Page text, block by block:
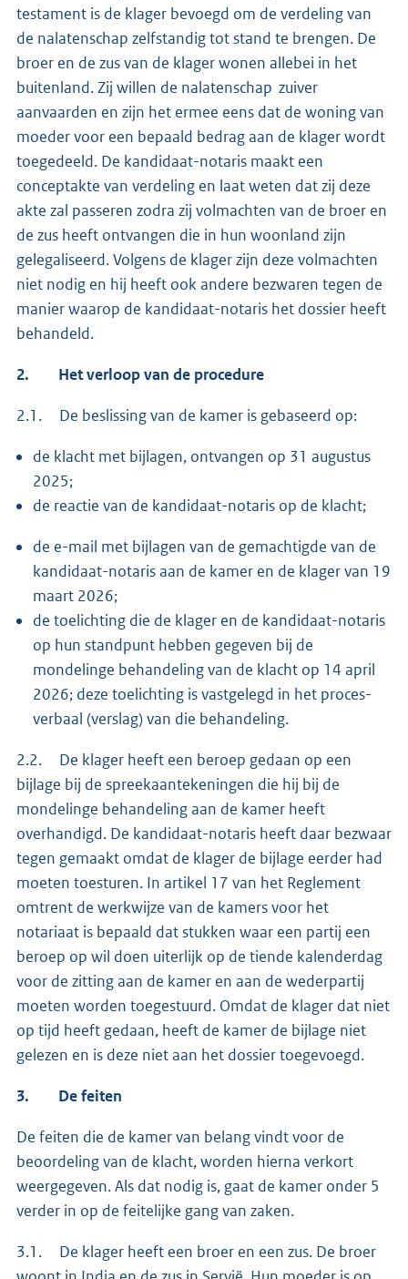
testament is de klager bevoegd om de verdeling van
de nalatenschap zelfstandig tot stand te brengen. De
broer en de zus van de klager wonen allebei in het
buitenland. Zij willen de nalatenschap zuiver
aanvaarden en zijn het ermee eens dat de woning van
moeder voor een bepaald bedrag aan de klager wordt
toegedeeld. De kandidaat-notaris maakt een
conceptakte van verdeling en laat weten dat zij deze
akte zal passeren zodra zij volmachten van de broer en
de zus heeft ontvangen die in hun woonland zijn
gelegaliseerd. Volgens de klager zijn deze volmachten
niet nodig en hij heeft ook andere bezwaren tegen de
manier waarop de kandidaat-notaris het dossier heeft
behandeld.
2. Het verloop van de procedure
2.1. De beslissing van de kamer is gebaseerd op:
de klacht met bijlagen, ontvangen op 31 augustus
2025;
de reactie van de kandidaat-notaris op de klacht;
de e-mail met bijlagen van de gemachtigde van de
kandidaat-notaris aan de kamer en de klager van 19
maart 2026;
de toelichting die de klager en de kandidaat-notaris
op hun standpunt hebben gegeven bij de
mondelinge behandeling van de klacht op 14 april
2026; deze toelichting is vastgelegd in het proces-
verbaal (verslag) van die behandeling.
2.2. De klager heeft een beroep gedaan op een
bijlage bij de spreekaantekeningen die hij bij de
mondelinge behandeling aan de kamer heeft
overhandigd. De kandidaat-notaris heeft daar bezwaar
tegen gemaakt omdat de klager de bijlage eerder had
moeten toesturen. In artikel 17 van het Reglement
omtrent de werkwijze van de kamers voor het
notariaat is bepaald dat stukken waar een partij een
beroep op wil doen uiterlijk op de tiende kalenderdag
voor de zitting aan de kamer en aan de wederpartij
moeten worden toegestuurd. Omdat de klager dat niet
op tijd heeft gedaan, heeft de kamer de bijlage niet
gelezen en is deze niet aan het dossier toegevoegd.
3. De feiten
De feiten die de kamer van belang vindt voor de
beoordeling van de klacht, worden hierna verkort
weergegeven. Als dat nodig is, gaat de kamer onder 5
verder in op de feitelijke gang van zaken.
3.1. De klager heeft een broer en een zus. De broer